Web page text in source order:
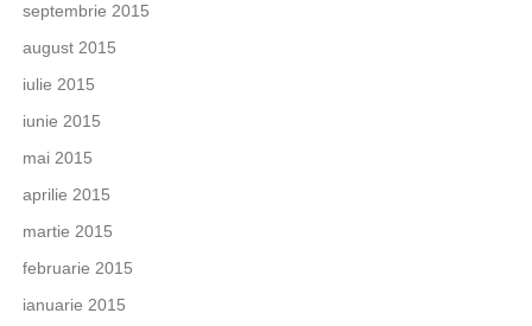
septembrie 2015
august 2015
iulie 2015
iunie 2015
mai 2015
aprilie 2015
martie 2015
februarie 2015
ianuarie 2015